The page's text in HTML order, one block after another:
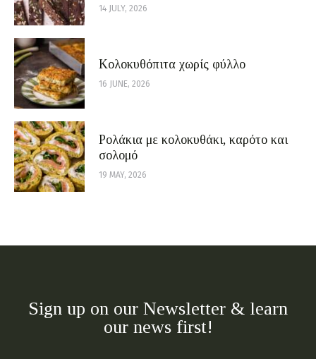
14 JULY, 2026
Κολοκυθόπιτα χωρίς φύλλο
16 JUNE, 2026
Ρολάκια με κολοκυθάκι, καρότο και
σολομό
19 MAY, 2026
Sign up on our Newsletter & learn
our news first!